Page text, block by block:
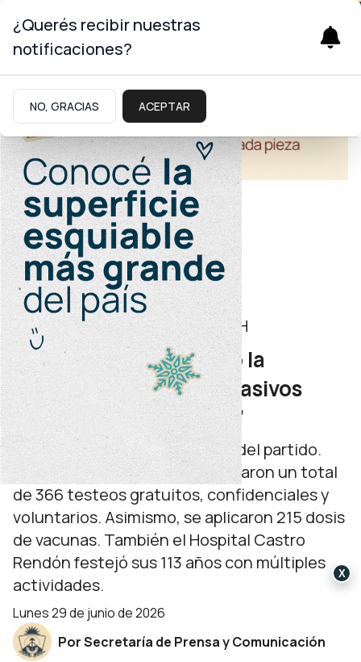
Salud
Día Nacional de la Prueba de VIH
Se desarrolló con éxito la
campaña de testeos masivos
“Una jugada a tu favor”
Bajo el lema “Antes y después del partido.
Una jugada a tu favor”, se realizaron un total
de 366 testeos gratuitos, confidenciales y
voluntarios. Asimismo, se aplicaron 215 dosis
de vacunas. También el Hospital Castro
Rendón festejó sus 113 años con múltiples
actividades.
lunes 29 de junio de 2026
Por Secretaría de Prensa y Comunicación
¿Querés recibir nuestras
notificaciones?
NO, GRACIAS ACEPTAR
X